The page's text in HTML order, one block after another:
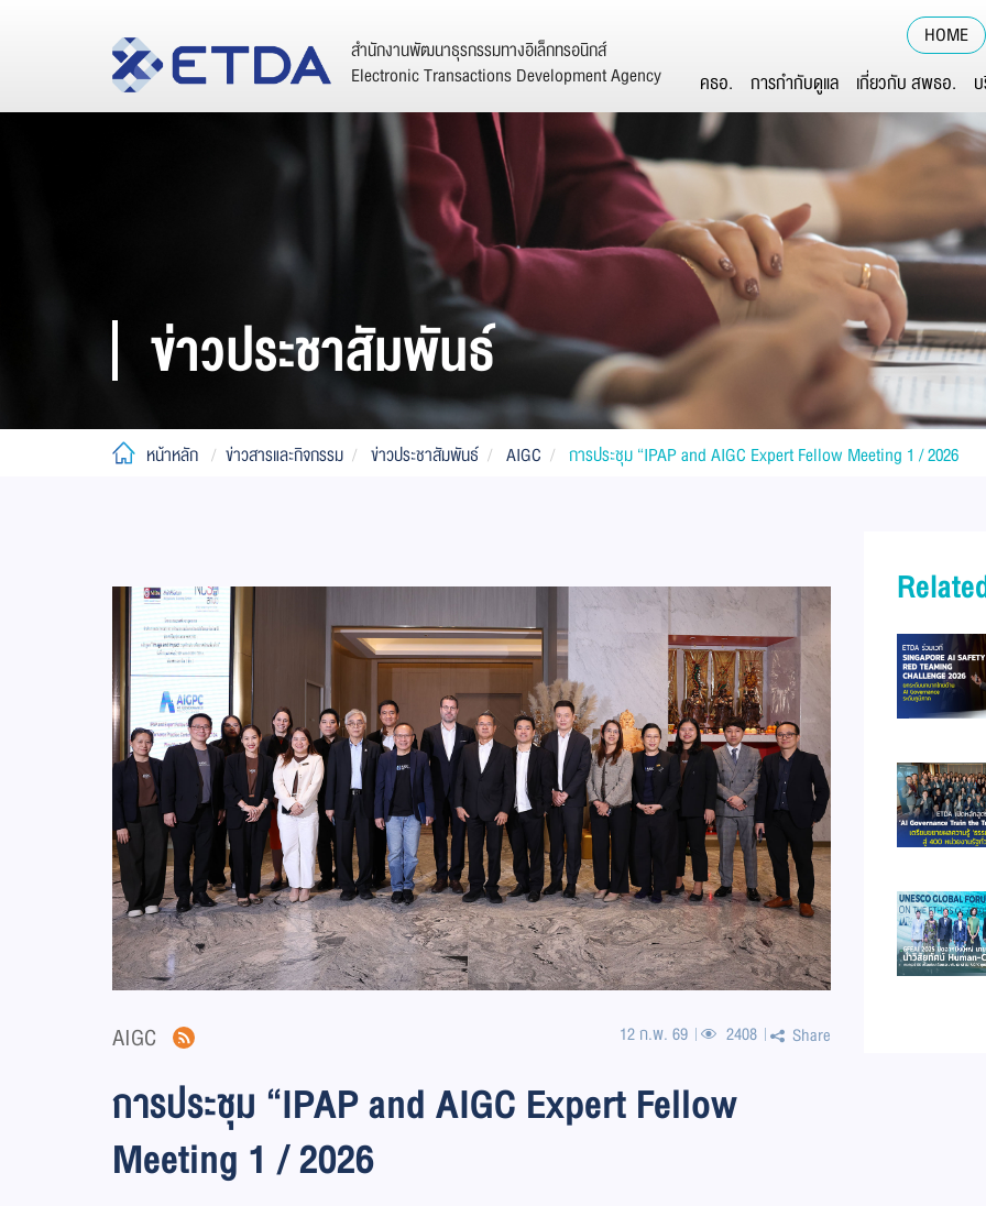
HOME
สำนักงานพัฒนาธุรกรรมทางอิเล็กทรอนิกส์
Electronic Transactions Development Agency
คธอ. การกำกับดูแล เกี่ยวกับ สพธอ.
ข่าวประชาสัมพันธ์
หน้าหลัก ข่าวสารและกิจกรรม ข่าวประชาสัมพันธ์ AIGC การประชุม “IPAP and AIGC Expert Fellow Meeting 1 / 2026
AIGC 12 ก.พ. 69 2408 Share
การประชุม “IPAP and AIGC Expert Fellow
Meeting 1 / 2026